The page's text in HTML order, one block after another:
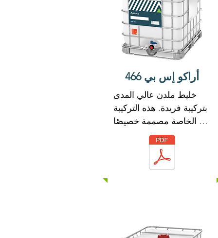
أي كلوريدات مضافة عن
قصد ولن يبدأ أو يساهم في
تآكل حديد التسليح الموجود
في الخرسانة.
متطلبات ASTM C-494
أنواع G
466 أراكو إس بي
خليط ملدن عالي المدى
بتركيبة فريدة. هذه التركيبة
الخاصة مصممة خصيصًا
للاستخدام مع أدوات الربط
الهيدروليكية.
ARACO SP 466 لها تأثير
الخرسانة وخصائص قوتها